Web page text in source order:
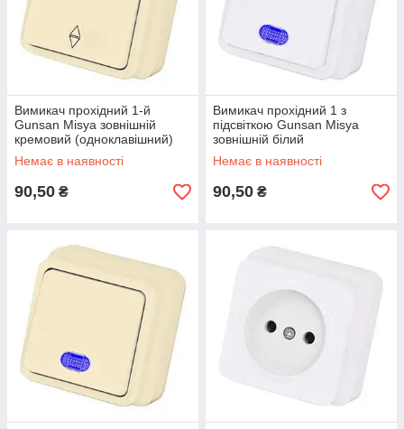
Вимикач прохідний 1-й
Gunsan Misya зовнішній
кремовий (одноклавішний)
Немає в наявності
90,50 ₴
Вимикач прохідний 1 з
підсвіткою Gunsan Misya
зовнішній білий
(одноклавішний)
Немає в наявності
90,50 ₴